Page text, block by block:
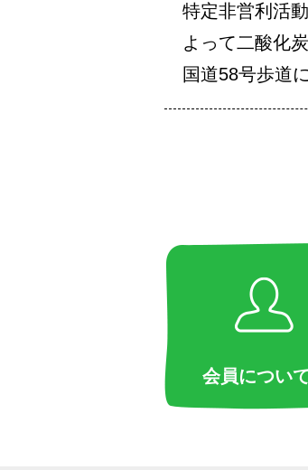
特定非営利活
よって二酸化
国道58号歩道
会員につい